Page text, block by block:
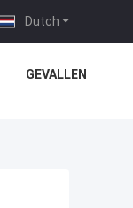
Dutch
GEVALLEN